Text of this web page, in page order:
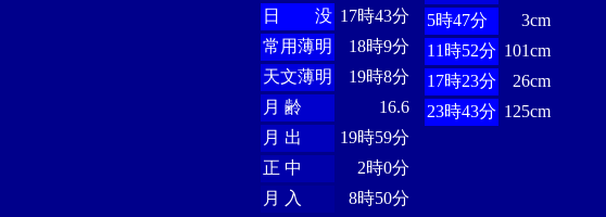
日 没 17時43分
常用薄明
18時9分
天文薄明
19時8分
月 齢
16.6
月 出
19時59分
正 中
2時0分
月 入
8時50分
5時47分
3cm
11時52分 101cm
17時23分
26cm
23時43分 125cm